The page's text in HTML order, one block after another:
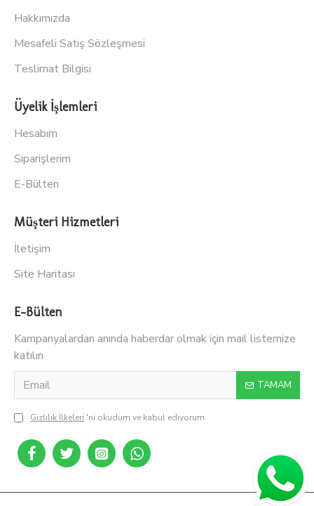
Hakkımızda
Mesafeli Satış Sözleşmesi
Teslimat Bilgisi
Üyelik İşlemleri
Hesabım
Siparişlerim
E-Bülten
Müşteri Hizmetleri
İletişim
Site Haritası
E-Bülten
Kampanyalardan anında haberdar olmak için mail listemize
katılın
TAMAM
Gizlilik İlkeleri 'ni okudum ve kabul ediyorum.